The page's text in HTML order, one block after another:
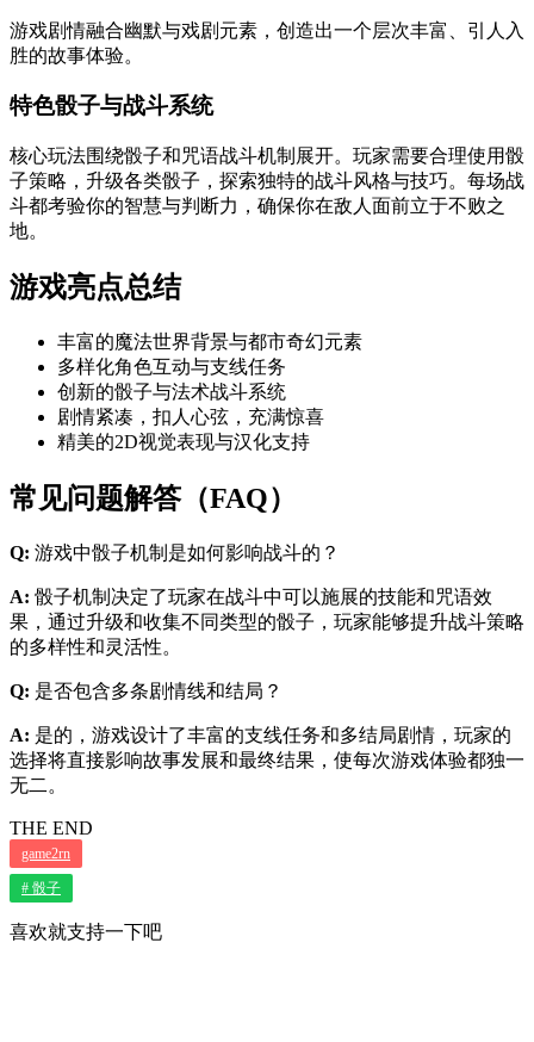
游戏剧情融合幽默与戏剧元素，创造出一个层次丰富、引人入
胜的故事体验。
特色骰子与战斗系统
核心玩法围绕骰子和咒语战斗机制展开。玩家需要合理使用骰
子策略，升级各类骰子，探索独特的战斗风格与技巧。每场战
斗都考验你的智慧与判断力，确保你在敌人面前立于不败之
地。
游戏亮点总结
丰富的魔法世界背景与都市奇幻元素
多样化角色互动与支线任务
创新的骰子与法术战斗系统
剧情紧凑，扣人心弦，充满惊喜
精美的2D视觉表现与汉化支持
常见问题解答（FAQ）
Q: 游戏中骰子机制是如何影响战斗的？
A: 骰子机制决定了玩家在战斗中可以施展的技能和咒语效
果，通过升级和收集不同类型的骰子，玩家能够提升战斗策略
的多样性和灵活性。
Q: 是否包含多条剧情线和结局？
A: 是的，游戏设计了丰富的支线任务和多结局剧情，玩家的
选择将直接影响故事发展和最终结果，使每次游戏体验都独一
无二。
THE END
game2rn
# 骰子
喜欢就支持一下吧